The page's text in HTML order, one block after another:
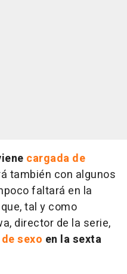
cargada de
también con algunos
faltará en la
tal y como
director de la serie,
sexo en la sexta